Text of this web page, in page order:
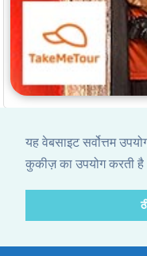
यह वेबसाइट सर्वोत्तम
कुकीज़ का उपयोग करती
Website